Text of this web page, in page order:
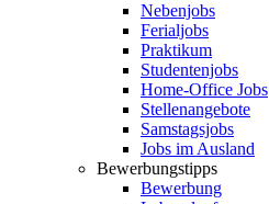
Nebenjobs
Ferialjobs
Praktikum
Studentenjobs
Home-Office Jobs
Stellenangebote
Samstagsjobs
Jobs im Ausland
Bewerbungstipps
Bewerbung